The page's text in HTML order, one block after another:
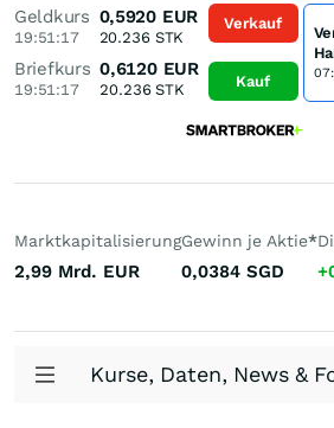
Geldkurs
19:51:17
0,5920 EUR
20.236STK
Briefkurs
19:51:17
0,6120 EUR
20.236STK
Verkauf
Kauf
Marktkapitalisierung
2,99 Mrd. EUR
Gewinn je Aktie*
0,0384 SGD
Kurse, Daten, News &